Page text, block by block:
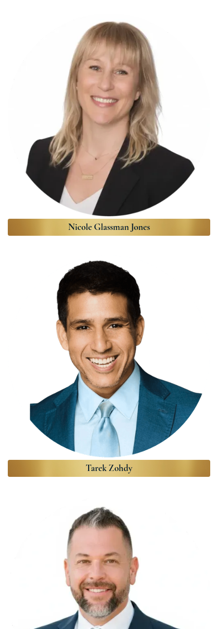
Nicole Glassman Jones
Tarek Zohdy